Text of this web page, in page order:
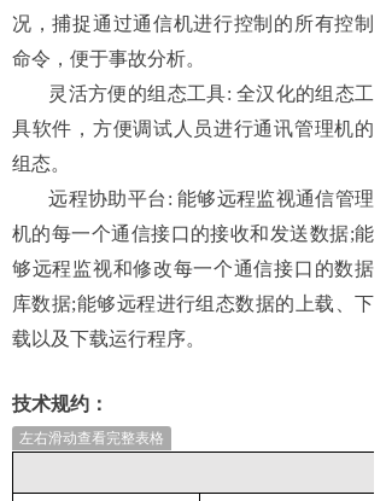
况，捕捉通过通信机进行控制的所有控制
命令，便于事故分析。
灵活方便的组态工具: 全汉化的组态工
具软件，方便调试人员进行通讯管理机的
组态。
远程协助平台 : 能够远程监视通信管理
机的每一个通信接口的接收和发送数据;能
够远程监视和修改每一个通信接口的数据
库数据;能够远程进行组态数据的上载、下
载以及下载运行程序。
技术规约：
左右滑动查看完整表格